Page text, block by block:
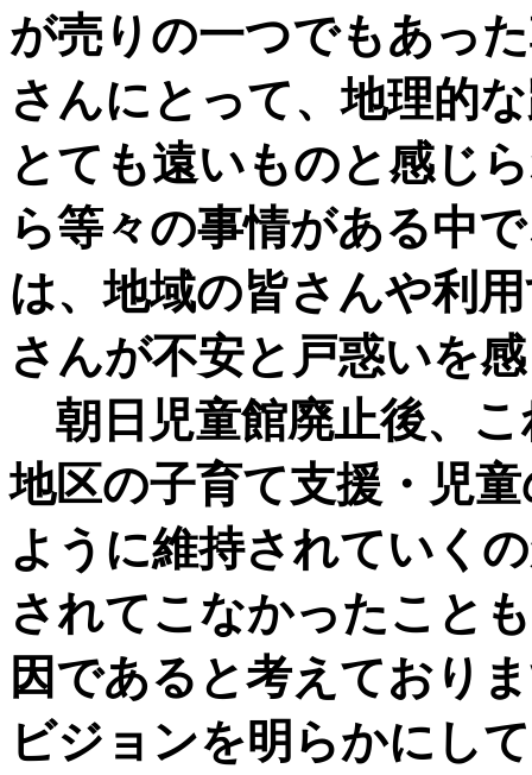
が売りの一つでもあっ
さんにとって、地理的
とても遠いものと感じ
ら等々の事情がある中
は、地域の皆さんや利
さんが不安と戸惑いを
朝日児童館廃止後、
地区の子育て支援・児
ように維持されていく
されてこなかったこと
因であると考えており
ビジョンを明らかにし